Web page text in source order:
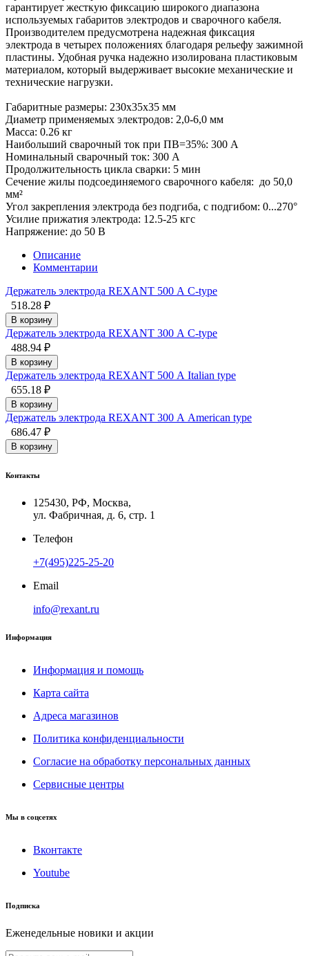
гарантирует жесткую фиксацию широкого диапазона
используемых габаритов электродов и сварочного кабеля.
Производителем предусмотрена надежная фиксация
электрода в четырех положениях благодаря рельефу зажимной
пластины. Удобная ручка надежно изолирована пластиковым
материалом, который выдерживает высокие механические и
технические нагрузки.
Габаритные размеры: 230x35x35 мм
Диаметр применяемых электродов: 2,0-6,0 мм
Масса: 0.26 кг
Наибольший сварочный ток при ПВ=35%: 300 А
Номинальный сварочный ток: 300 А
Продолжительность цикла сварки: 5 мин
Сечение жилы подсоединяемого сварочного кабеля: до 50,0
мм²
Угол закрепления электрода без подгиба, с подгибом: 0...270°
Усилие прижатия электрода: 12.5-25 кгс
Напряжение: до 50 В
Описание
Комментарии
Держатель электрода REXANT 500 А С-type
518.28 ₽
В корзину
Держатель электрода REXANT 300 А С-type
488.94 ₽
В корзину
Держатель электрода REXANT 500 А Italian type
655.18 ₽
В корзину
Держатель электрода REXANT 300 А American type
686.47 ₽
В корзину
Контакты
125430, РФ, Москва,
ул. Фабричная, д. 6, стр. 1
Телефон
+7(495)225-25-20
Email
info@rexant.ru
Информация
Информация и помощь
Карта сайта
Адреса магазинов
Политика конфиденциальности
Согласие на обработку персональных данных
Сервисные центры
Мы в соцсетях
Вконтакте
Youtube
Подписка
Еженедельные новики и акции